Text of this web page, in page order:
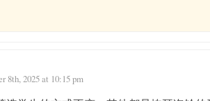
8th, 2025 at 10:15 pm